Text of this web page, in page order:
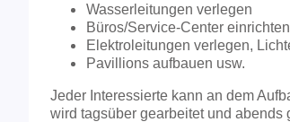
Wasserleitungen verlegen
Büros/Service-Center einrichten
Elektroleitungen verlegen,
Pavillions aufbauen usw.
Jeder Interessierte kann an dem
wird tagsüber gearbeitet und abends